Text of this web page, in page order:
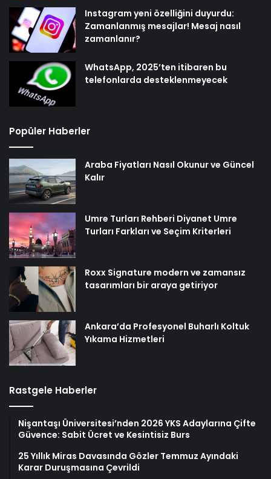
Instagram yeni özelliğini duyurdu:
Zamanlanmış mesajlar! Mesaj nasıl
zamanlanır?
WhatsApp, 2025’ten itibaren bu
telefonlarda desteklenmeyecek
Popüler Haberler
Araba Fiyatları Nasıl Okunur ve Güncel
Kalır
Umre Turları Rehberi Diyanet Umre
Turları Farkları ve Seçim Kriterleri
Roxx Signature modern ve zamansız
tasarımları bir araya getiriyor
Ankara’da Profesyonel Buharlı Koltuk
Yıkama Hizmetleri
Rastgele Haberler
Nişantaşı Üniversitesi’nden 2026 YKS Adaylarına Çifte
Güvence: Sabit Ücret ve Kesintisiz Burs
25 Yıllık Miras Davasında Gözler Temmuz Ayındaki
Karar Duruşmasına Çevrildi